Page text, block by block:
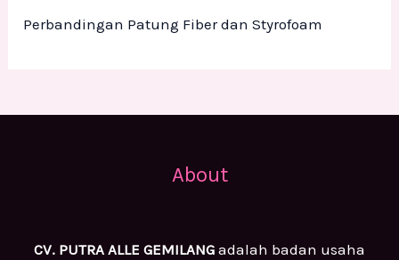
Perbandingan Patung Fiber dan Styrofoam
About
CV. PUTRA ALLE GEMILANG adalah badan usaha